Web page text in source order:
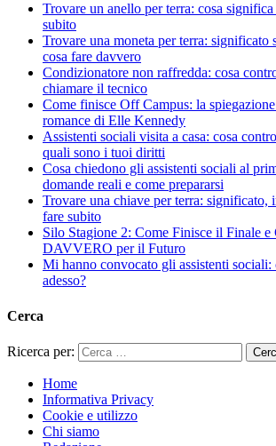
Trovare un anello per terra: cosa
subito
Trovare una moneta per terra: significato
cosa fare davvero
Condizionatore non raffredda: cosa
chiamare il tecnico
Come finisce Off Campus: la
romance di Elle Kennedy
Assistenti sociali visita a casa: cosa
quali sono i tuoi diritti
Cosa chiedono gli assistenti sociali al
domande reali e come prepararsi
Trovare una chiave per terra: significato,
fare subito
Silo Stagione 2: Come Finisce il Finale e
DAVVERO per il Futuro
Mi hanno convocato gli assistenti sociali:
adesso?
Cerca
Ricerca per:
Home
Informativa Privacy
Cookie e utilizzo
Chi siamo